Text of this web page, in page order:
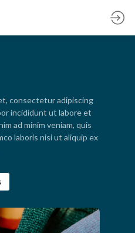
consectetur adipiscing
incididunt ut labore et
ad minim veniam, quis
laboris nisi ut aliquip ex